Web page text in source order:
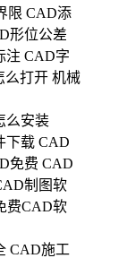
限 CAD添
形位公差
注 CAD字
么打开 机械
么安装
下载 CAD
免费 CAD
制图软
费CAD软
CAD施工